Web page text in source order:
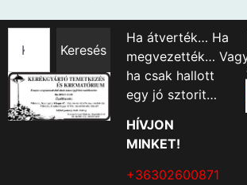
Keresés
Ha átverték… Ha
megvezették…
ha csak hallott
egy jó sztorit…
HÍVJON
MINKET!
+36302600871